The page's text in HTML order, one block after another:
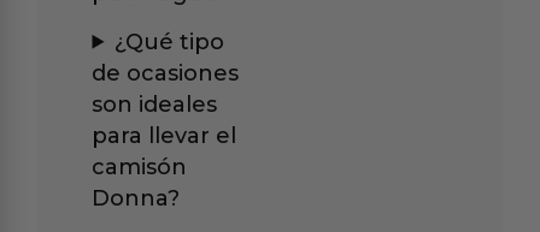
¿Qué tipo
de ocasiones
son ideales
para llevar el
camisón
Donna?